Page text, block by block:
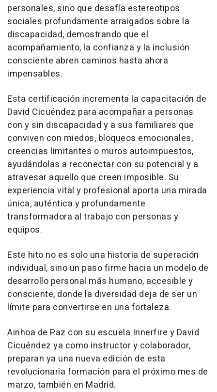
personales, sino que desafía estereotipos
sociales profundamente arraigados sobre la
discapacidad, demostrando que el
acompañamiento, la confianza y la inclusión
consciente abren caminos hasta ahora
impensables.
Esta certificación incrementa la capacitación de
David Cicuéndez para acompañar a personas
con y sin discapacidad y a sus familiares que
conviven con miedos, bloqueos emocionales,
creencias limitantes o muros autoimpuestos,
ayudándolas a reconectar con su potencial y a
atravesar aquello que creen imposible. Su
experiencia vital y profesional aporta una mirada
única, auténtica y profundamente
transformadora al trabajo con personas y
equipos.
Este hito no es solo una historia de superación
individual, sino un paso firme hacia un modelo de
desarrollo personal más humano, accesible y
consciente, donde la diversidad deja de ser un
límite para convertirse en una fortaleza.
Ainhoa de Paz con su escuela Innerfire y David
Cicuéndez ya como instructor y colaborador,
preparan ya una nueva edición de esta
revolucionaria formación para el próximo mes de
marzo, también en Madrid.